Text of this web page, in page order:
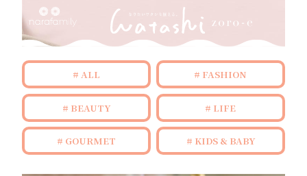
ALL FASHION
BEAUTY LIFE
GOURMET KIDS & BABY